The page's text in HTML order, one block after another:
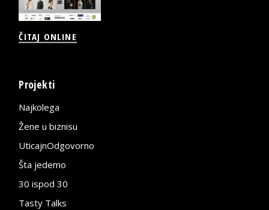
ČITAJ ONLINE
Projekti
Najkolega
Žene u biznisu
UticajnOdgovorno
Šta jedemo
30 ispod 30
Tasty Talks